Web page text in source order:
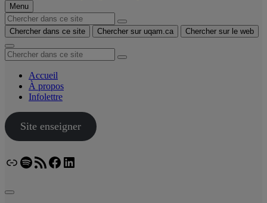
Menu
Chercher dans ce site Chercher sur uqam.ca Chercher sur le web
Accueil
À propos
Infolettre
Site enseigner
LienSpotify
Flux RSSFacebook
LinkedIn